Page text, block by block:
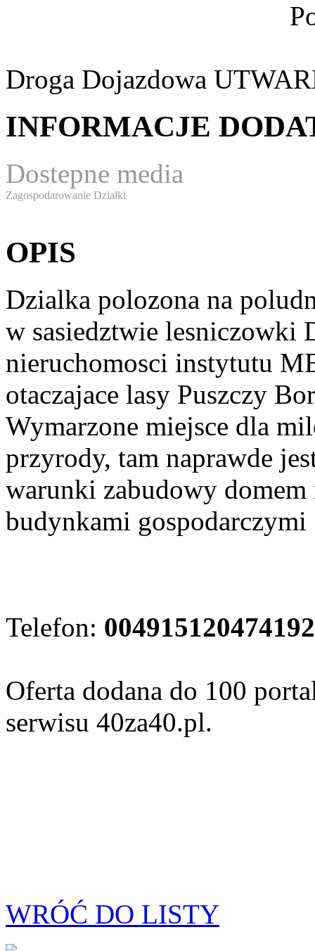
Droga Dojazdowa
INFORMACJE
Dostepne media
Zagospodarowanie Działki
OPIS
Dzialka polozona na
w sasiedztwie lesniczowki
nieruchomosci instytutu
otaczajace lasy Puszczy
Wymarzone miejsce dla
przyrody, tam naprawde
warunki zabudowy
budynkami gospodarczymi
Telefon: 004915120474192
Oferta dodana do 100
serwisu 40za40.pl.
WRÓĆ DO LISTY